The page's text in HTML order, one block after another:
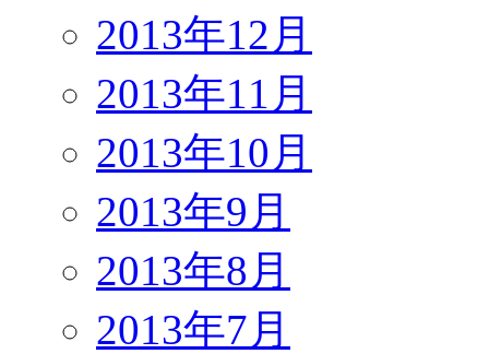
2013年12月
2013年11月
2013年10月
2013年9月
2013年8月
2013年7月